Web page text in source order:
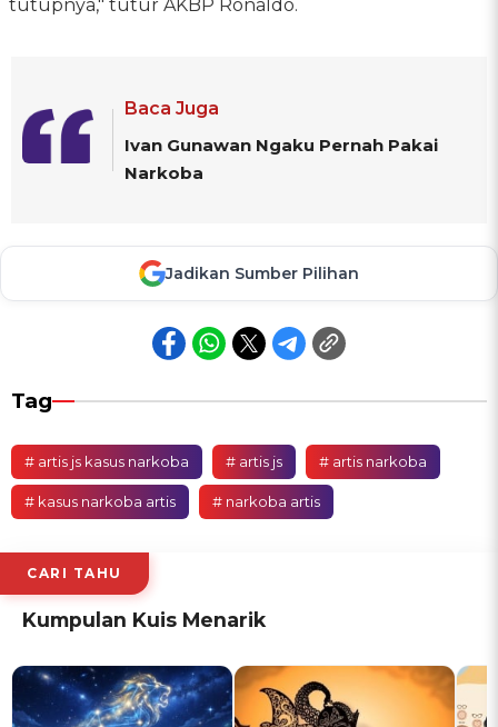
tutupnya," tutur AKBP Ronaldo.
Baca Juga
Ivan Gunawan Ngaku Pernah Pakai
Narkoba
Jadikan Sumber Pilihan
Tag
# artis js kasus narkoba # artis js # artis narkoba
# kasus narkoba artis # narkoba artis
CARI TAHU
Kumpulan Kuis Menarik